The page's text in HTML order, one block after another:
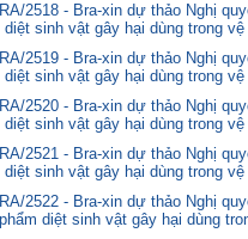
2518 - Bra-xin dự thảo Nghị
sinh vật gây hại dùng trong
2519 - Bra-xin dự thảo Nghị
sinh vật gây hại dùng trong
2520 - Bra-xin dự thảo Nghị
sinh vật gây hại dùng trong
2521 - Bra-xin dự thảo Nghị
sinh vật gây hại dùng trong
2522 - Bra-xin dự thảo Nghị
diệt sinh vật gây hại dùng